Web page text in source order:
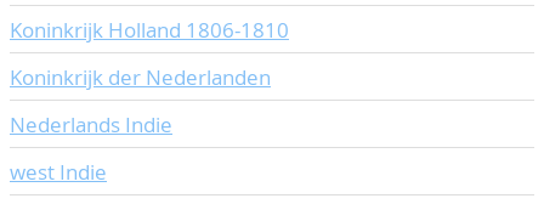
Koninkrijk Holland 1806-1810
Koninkrijk der Nederlanden
Nederlands Indie
west Indie